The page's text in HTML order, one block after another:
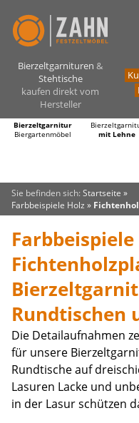
Bierzeltgarnituren &
Stehtische
kaufen direkt vom
Hersteller
Bierzeltgarnitur
Biergartenmöbel
mit Lehne
Sie befinden sich: Startseite »
Farbbeispiele Holz »
Rundtischen
Die Detailaufnahmen
für unsere
Rundtische auf
Lasuren Lacke und
in der Lasur schützen